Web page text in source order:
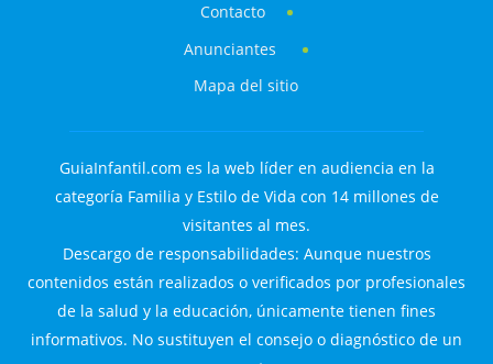
Contacto
Anunciantes
Mapa del sitio
GuiaInfantil.com es la web líder en audiencia en la
categoría Familia y Estilo de Vida con 14 millones de
visitantes al mes.
Descargo de responsabilidades: Aunque nuestros
contenidos están realizados o verificados por profesionales
de la salud y la educación, únicamente tienen fines
informativos. No sustituyen el consejo o diagnóstico de un